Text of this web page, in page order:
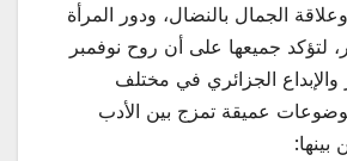
الجمال بالنضال، ودور المرأة
لتؤكد جميعها على أن روح نوفمبر
والإبداع الجزائري في مختلف
عميقة تمزج بين الأدب
بينها: